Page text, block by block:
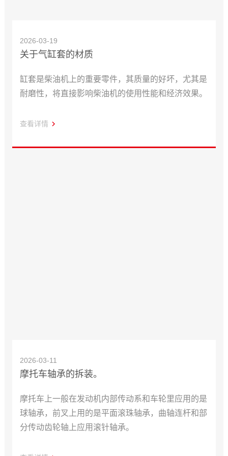
2026-03-19
关于气缸套的材质
缸套是柴油机上的重要零件，其质量的好坏，尤其是
耐磨性，将直接影响柴油机的使用性能和经济效果。
查看详情
2026-03-11
摩托车轴承的拆装。
摩托车上一般在发动机内部传动系和车轮里应用的是
球轴承，前叉上用的是平面滚珠轴承，曲轴连杆和部
分传动齿轮轴上应用滚针轴承。